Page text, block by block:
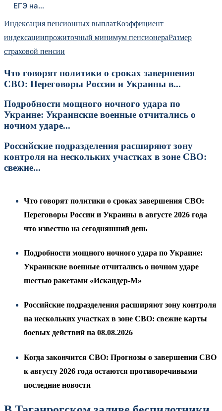
ЕГЭ на…
Индексация пенсионных выплатКоэффициент
индексациипрожиточный минимум пенсионераРазмер
страховой пенсии
Что говорят политики о сроках завершения
СВО: Переговоры России и Украины в...
Подробности мощного ночного удара по
Украине: Украинские военные отчитались о
ночном ударе...
Российские подразделения расширяют зону
контроля на нескольких участках в зоне СВО:
свежие...
Что говорят политики о сроках завершения СВО:
Переговоры России и Украины в августе 2026 года
что известно на сегодняшний день
Подробности мощного ночного удара по Украине:
Украинские военные отчитались о ночном ударе
шестью ракетами «Искандер-М»
Российские подразделения расширяют зону контроля
на нескольких участках в зоне СВО: свежие карты
боевых действий на 08.08.2026
Когда закончится СВО: Прогнозы о завершении СВО
к августу 2026 года остаются противоречивыми
последние новости